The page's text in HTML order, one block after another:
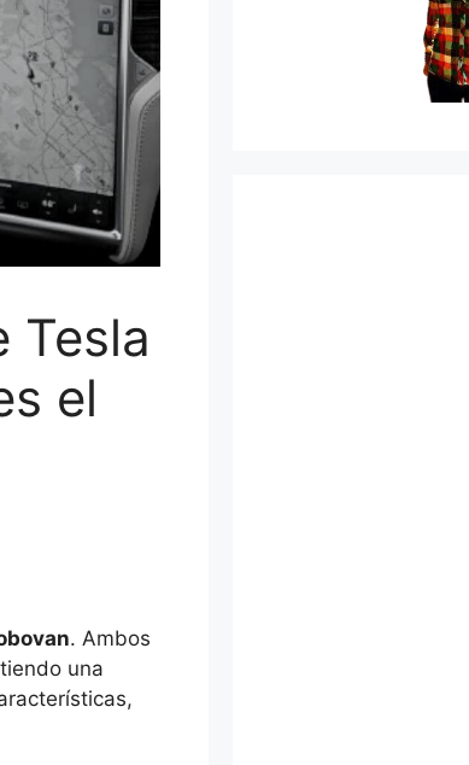
Tesla
el
. Ambos
una